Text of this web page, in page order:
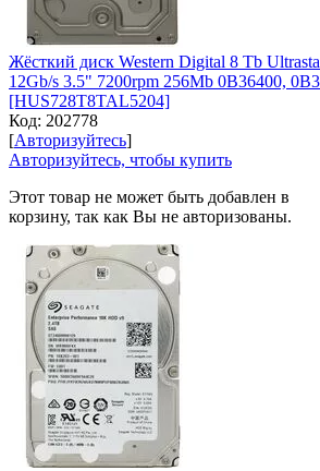
Жёсткий диск Western Digital 8 Tb
12Gb/s 3.5" 7200rpm 256Mb 0B36400,
[HUS728T8TAL5204]
Код: 202778
[Авторизуйтесь]
Авторизуйтесь, чтобы купить
Этот товар не может быть добавлен в
корзину, так как Вы не авторизованы.